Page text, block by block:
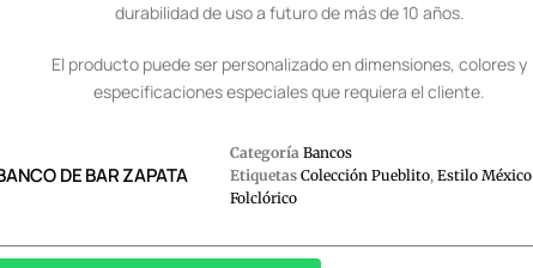
durabilidad de uso a futuro de más de 10 años.
El producto puede ser personalizado en dimensiones, colores y
especificaciones especiales que requiera el cliente.
DE BAR ZAPATA
Categoría Bancos
Etiquetas Colección Pueblito, Estilo México
Folclórico